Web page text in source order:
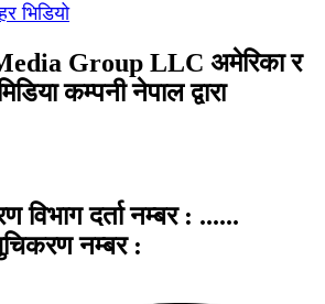
भिडियो
Group LLC अमेरिका र
कम्पनी नेपाल द्वारा
विभाग दर्ता नम्बर : ......
नम्बर :